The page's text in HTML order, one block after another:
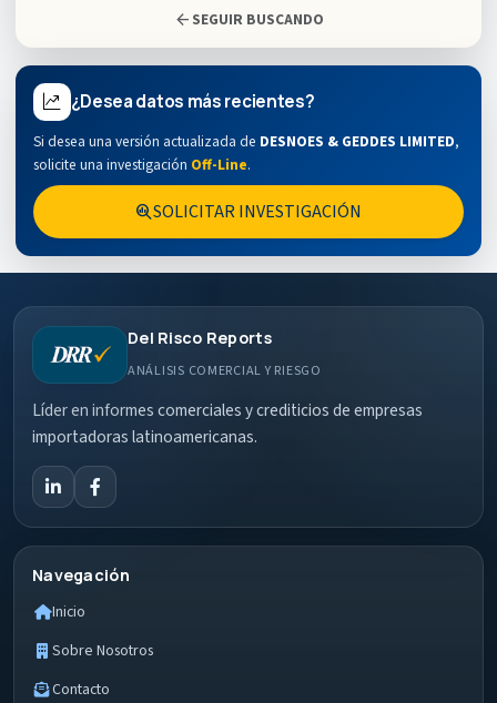
arrow_back SEGUIR BUSCANDO
¿Desea datos más recientes?
Si desea una versión actualizada de DESNOES & GEDDES LIMITED,
solicite una investigación Off-Line.
search_insightsSOLICITAR INVESTIGACIÓN
Del Risco Reports
ANÁLISIS COMERCIAL Y RIESGO
Líder en informes comerciales y crediticios de empresas
importadoras latinoamericanas.
Navegación
Inicio
Sobre Nosotros
Contacto